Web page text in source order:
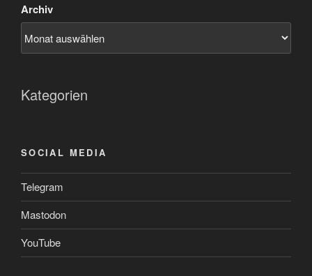
Archiv
Kategorien
SOCIAL MEDIA
Telegram
Mastodon
YouTube